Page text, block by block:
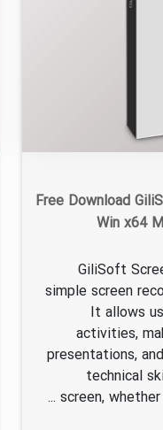
Free Download
Win x64
GiliSoft
simple screen
It allows
activities,
presentations,
technical
screen,